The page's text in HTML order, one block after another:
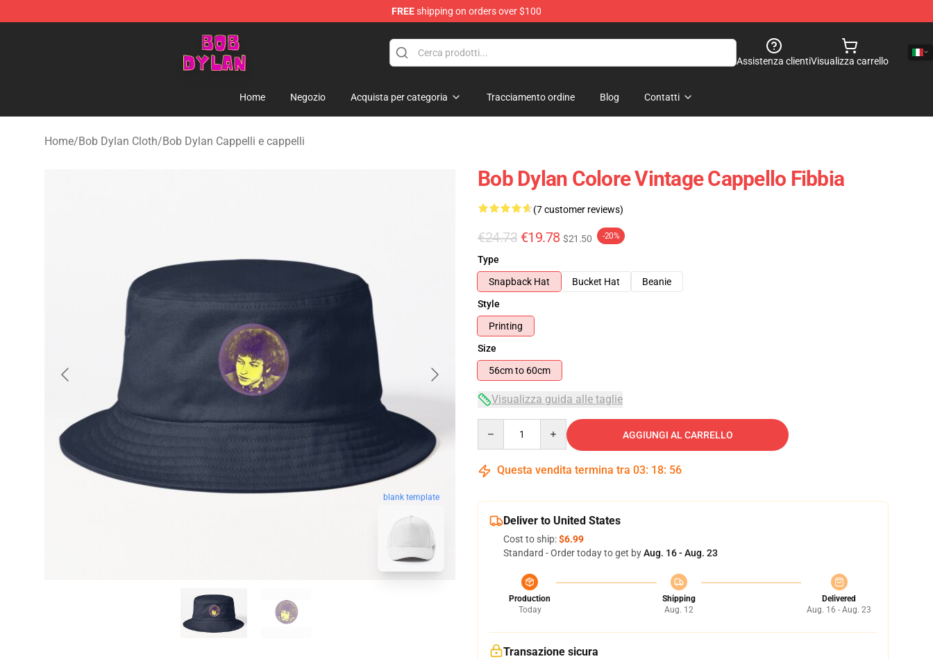
FREEshipping on orders over $100
Bob Dylan Store - Official Bob Dylan Merchandise Shop
Assistenza clientiVisualizza carrello
Home Negozio Acquista per categoria Tracciamento ordine Blog Contatti
Home/Bob Dylan Cloth/Bob Dylan Cappelli e cappelli
blank template
Bob Dylan Colore Vintage Cappello Fibbia
(7 customer reviews)
€24.73 €19.78 $21.50 -20%
Type
Snapback Hat
Bucket Hat
Beanie
Style
Printing
Size
56cm to 60cm
Visualizza guida alle taglie
AGGIUNGI AL CARRELLO
Questa vendita termina tra 03: 18: 55
Deliver to United States
Cost to ship:$6.99
Standard - Order today to get byAug. 16 - Aug. 23
Production
Today
Shipping
Aug. 12
Delivered
Aug. 16 - Aug. 23
Transazione sicura